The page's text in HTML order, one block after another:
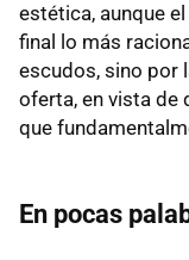
estética, aunque
final lo más
escudos, sino por
oferta, en vista de
que
En pocas